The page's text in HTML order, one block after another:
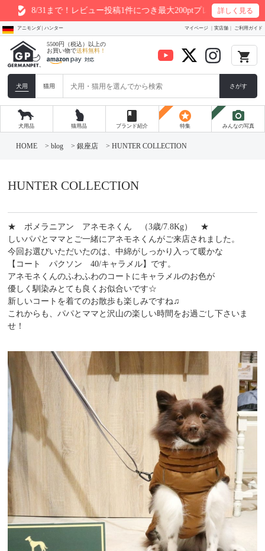
8/31まで！レビュー投稿1件につき最大200ptプレゼント詳しく見る
アニモンダ | ハンター マイページ 実店舗 ご利用ガイド
5500円（税込）以上の
お買い物で送料無料！ local_grocery_store
犬用 猫用 さがす
犬用品 猫用品
book
ブランド紹介
stars
特集
photo_camera
みんなの写真
へ
ス
プ
HOME > blog > 銀座店 > HUNTER COLLECTION
HUNTER COLLECTION
★ ポメラニアン アネモネくん （3歳/7.8Kg） ★
しいパパとママとご一緒にアネモネくんがご来店されました。
今回お選びいただいたのは、中綿がしっかり入って暖かな
【コート パクソン 40/キャラメル】です。
アネモネくんのふわふわのコートにキャラメルのお色が
優しく馴染みとても良くお似合いです☆
新しいコートを着てのお散歩も楽しみですね♫
これからも、パパとママと沢山の楽しい時間をお過ごし下さいま
せ！